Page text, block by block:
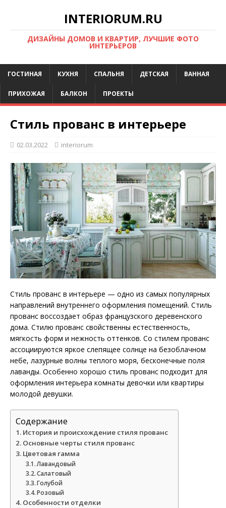
INTERIORUM.RU
ДИЗАЙНЫ ДОМОВ И КВАРТИР, ЛУЧШИЕ ФОТО
ИНТЕРЬЕРОВ
ГОСТИНАЯ КУХНЯ СПАЛЬНЯ ДЕТСКАЯ ВАННАЯ
ПРИХОЖАЯ БАЛКОН ПРОЕКТЫ
Стиль прованс в интерьере
02.03.2022 interiorum
Стиль прованс в интерьере — одно из самых популярных
направлений внутреннего оформления помещений. Стиль
прованс воссоздает образ французского деревенского
дома. Стилю прованс свойственны естественность,
мягкость форм и нежность оттенков. Со стилем прованс
ассоциируются яркое слепящее солнце на безоблачном
небе, лазурные волны теплого моря, бесконечные поля
лаванды. Особенно хорошо стиль прованс подходит для
оформления интерьера комнаты девочки или квартиры
молодой девушки.
Содержание
История и происхождение стиля прованс
Основные черты стиля прованс
Цветовая гамма
Лавандовый
Салатовый
Голубой
Розовый
Особенности отделки